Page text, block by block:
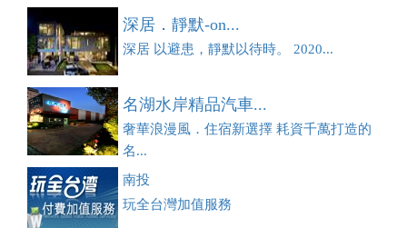
深居．靜默-on...
深居 以避患，靜默以待時。 2020...
名湖水岸精品汽車...
奢華浪漫風．住宿新選擇 耗資千萬打造的
名...
南投
玩全台灣加值服務